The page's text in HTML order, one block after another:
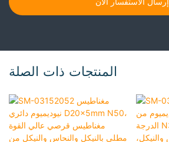
المنتجات ذات الصلة